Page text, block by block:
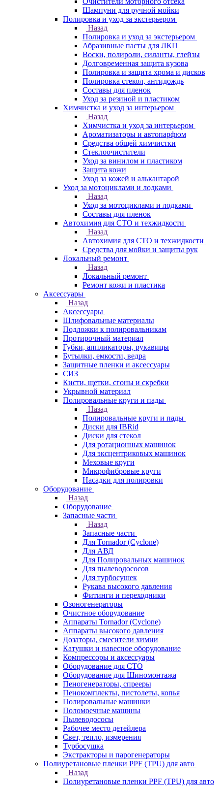
Шампуни для ручной мойки
Полировка и уход за экстерьером
Назад
Полировка и уход за экстерьером
Абразивные пасты для ЛКП
Воски, полироли, силанты, глейзы
Долговременная защита кузова
Полировка и защита хрома и дисков
Полировка стекол, антидождь
Составы для пленок
Уход за резиной и пластиком
Химчистка и уход за интерьером
Назад
Химчистка и уход за интерьером
Ароматизаторы и автопарфюм
Средства общей химчистки
Стеклоочистители
Уход за винилом и пластиком
Защита кожи
Уход за кожей и алькантарой
Уход за мотоциклами и лодками
Назад
Уход за мотоциклами и лодками
Составы для пленок
Автохимия для СТО и техжидкости
Назад
Автохимия для СТО и техжидкости
Средства для мойки и защиты рук
Локальный ремонт
Назад
Локальный ремонт
Ремонт кожи и пластика
Аксессуары
Назад
Аксессуары
Шлифовальные материалы
Подложки к полировальникам
Протирочный материал
Губки, аппликаторы, рукавицы
Бутылки, емкости, ведра
Защитные пленки и аксессуары
СИЗ
Кисти, щетки, сгоны и скребки
Укрывной материал
Полировальные круги и пады
Назад
Полировальные круги и пады
Диски для IBRid
Диски для стекол
Для ротационных машинок
Для эксцентриковых машинок
Меховые круги
Микрофибровые круги
Насадки для полировки
Оборудование
Назад
Оборудование
Запасные части
Назад
Запасные части
Для Tornador (Cyclone)
Для АВД
Для Полировальных машинок
Для пылеводососов
Для турбосушек
Рукава высокого давления
Фитинги и переходники
Озоногенераторы
Очистное оборудование
Аппараты Tornador (Cyclone)
Аппараты высокого давления
Дозаторы, смесители химии
Катушки и навесное оборудование
Компрессоры и аксессуары
Оборудование для СТО
Оборудование для Шиномонтажа
Пеногенераторы, спрееры
Пенокомплекты, пистолеты, копья
Полировальные машинки
Поломоечные машины
Пылеводососы
Рабочее место детейлера
Свет, тепло, измерения
Турбосушка
Экстракторы и парогенераторы
Полиуретановые пленки PPF (TPU) для авто
Назад
Полиуретановые пленки PPF (TPU) для авто